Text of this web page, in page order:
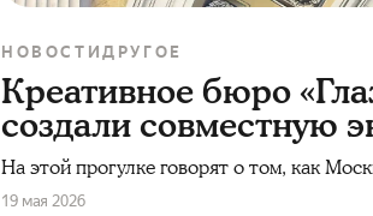
НОВОСТИДРУГОЕ
Креативное бюро
создали совместную
На этой прогулке говорят о том, как
19 мая 2026